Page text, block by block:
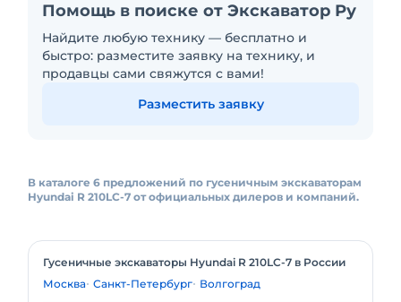
Помощь в поиске от Экскаватор Ру
Найдите любую технику — бесплатно и
быстро: разместите заявку на технику, и
продавцы сами свяжутся с вами!
Разместить заявку
В каталоге 6 предложений по гусеничным экскаваторам
Hyundai R 210LC-7 от официальных дилеров и компаний.
Гусеничные экскаваторы Hyundai R 210LC-7 в России
Москва Санкт-Петербург Волгоград